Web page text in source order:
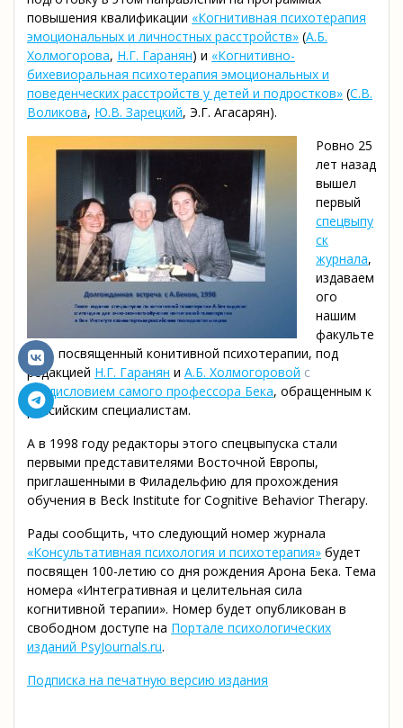
повышения квалификации «Когнитивная психотерапия
эмоциональных и личностных расстройств» (А.Б.
Холмогорова, Н.Г. Гаранян) и «Когнитивно-
бихевиоральная психотерапия эмоциональных и
поведенческих расстройств у детей и подростков» (С.В.
Воликова, Ю.В. Зарецкий, Э.Г. Агасарян).
Ровно 25
лет назад
вышел
первый
спецвыпу
ск
журнала,
издаваем
ого
нашим
факульте
том, посвященный конитивной психотерапии, под
редакцией Н.Г. Гаранян и А.Б. Холмогоровой с
предисловием самого профессора Бека, обращенным к
российским специалистам.
А в 1998 году редакторы этого спецвыпуска стали
первыми представителями Восточной Европы,
приглашенными в Филадельфию для прохождения
обучения в Beck Institute for Cognitive Behavior Therapy.
Рады сообщить, что следующий номер журнала
«Консультативная психология и психотерапия» будет
посвящен 100-летию со дня рождения Арона Бека. Тема
номера «Интегративная и целительная сила
когнитивной терапии». Номер будет опубликован в
свободном доступе на Портале психологических
изданий PsyJournals.ru.
Подписка на печатную версию издания